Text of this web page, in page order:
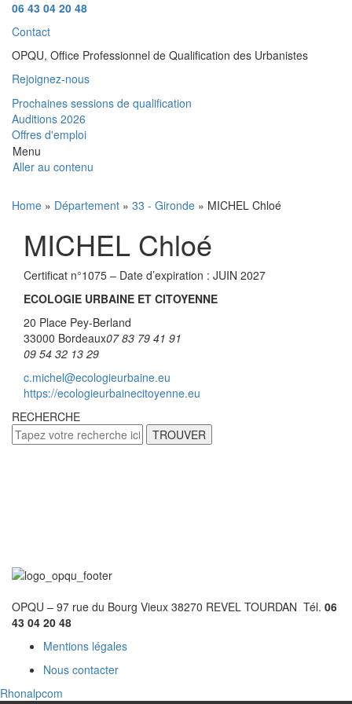
06 43 04 20 48
Contact
OPQU, Office Professionnel de Qualification des Urbanistes
Rejoignez-nous
Prochaines sessions de qualification
Auditions 2026
Offres d'emploi
Menu
Aller au contenu
Home » Département » 33 - Gironde » MICHEL Chloé
MICHEL Chloé
Certificat n°1075 – Date d’expiration : JUIN 2027
ECOLOGIE URBAINE ET CITOYENNE
20 Place Pey-Berland
33000 Bordeaux07 83 79 41 91
09 54 32 13 29
c.michel@ecologieurbaine.eu
https://ecologieurbainecitoyenne.eu
RECHERCHE
TROUVER
OPQU – 97 rue du Bourg Vieux 38270 REVEL TOURDAN Tél. 06
43 04 20 48
Mentions légales
Nous contacter
Rhonalpcom